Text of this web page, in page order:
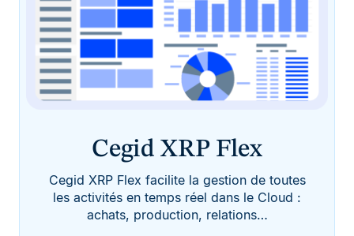
Cegid XRP Flex
Cegid XRP Flex facilite la gestion de toutes
les activités en temps réel dans le Cloud :
achats, production, relations…